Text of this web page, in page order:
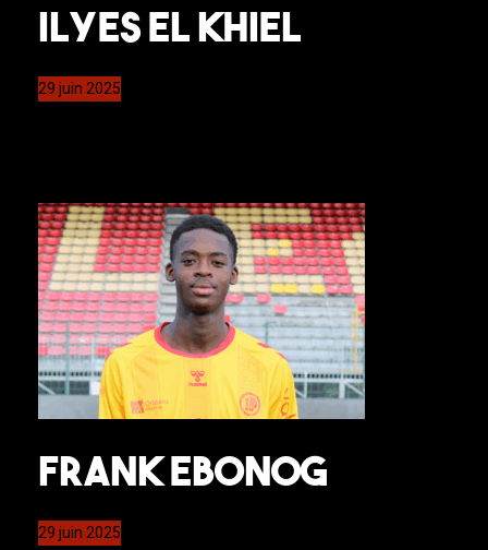
Ilyes El Khiel
29 juin 2025
Frank Ebonog
29 juin 2025